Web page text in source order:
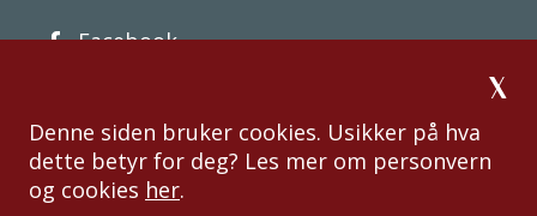
Denne siden bruker cookies. Usikker på hva
dette betyr for deg? Les mer om personvern
og cookies her.
Facebook